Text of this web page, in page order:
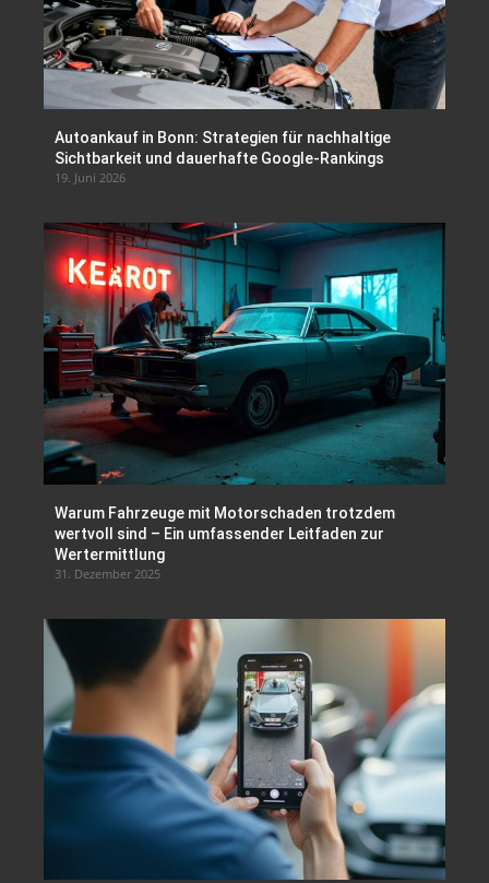
Autoankauf in Bonn: Strategien für nachhaltige
Sichtbarkeit und dauerhafte Google-Rankings
19. Juni 2026
Warum Fahrzeuge mit Motorschaden trotzdem
wertvoll sind – Ein umfassender Leitfaden zur
Wertermittlung
31. Dezember 2025